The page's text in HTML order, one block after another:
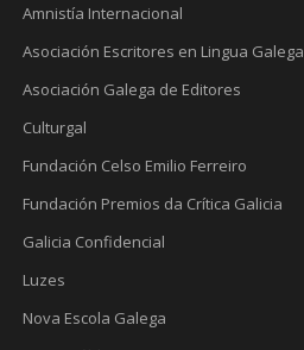
Amnistía Internacional
Asociación Escritores en Lingua Galega
Asociación Galega de Editores
Culturgal
Fundación Celso Emilio Ferreiro
Fundación Premios da Crítica Galicia
Galicia Confidencial
Luzes
Nova Escola Galega